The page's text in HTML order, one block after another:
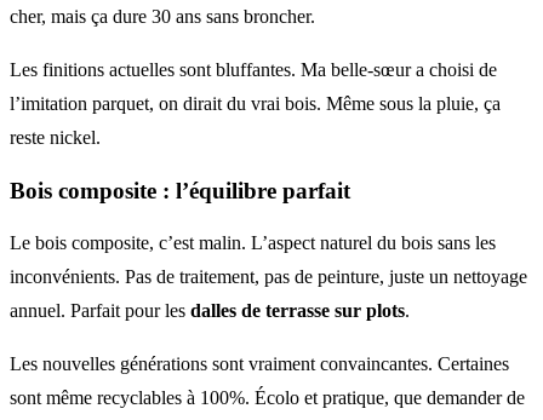
cher, mais ça dure 30 ans sans broncher.
Les finitions actuelles sont bluffantes. Ma belle-sœur a choisi de
l’imitation parquet, on dirait du vrai bois. Même sous la pluie, ça
reste nickel.
Bois composite : l’équilibre parfait
Le bois composite, c’est malin. L’aspect naturel du bois sans les
inconvénients. Pas de traitement, pas de peinture, juste un nettoyage
annuel. Parfait pour les dalles de terrasse sur plots.
Les nouvelles générations sont vraiment convaincantes. Certaines
sont même recyclables à 100%. Écolo et pratique, que demander de